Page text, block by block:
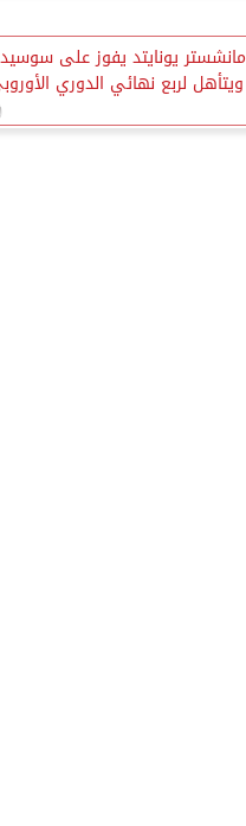
مانشستر يونايتد يفوز على
ويتأهل لربع نهائي الدوري